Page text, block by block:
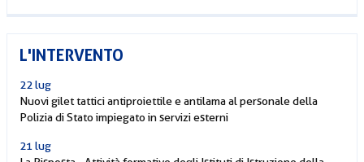
L'INTERVENTO
22 lug
Nuovi gilet tattici antiproiettile e antilama al personale della
Polizia di Stato impiegato in servizi esterni
21 lug